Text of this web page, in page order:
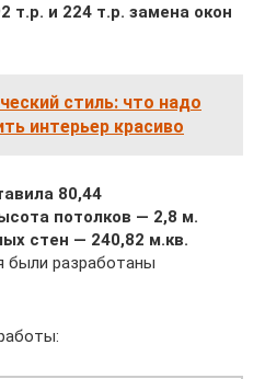
т.р. и 224 т.р. замена окон
стиль: что надо
интерьер красиво
80,44
потолков — 2,8 м.
стен — 240,82 м.кв.
были разработаны